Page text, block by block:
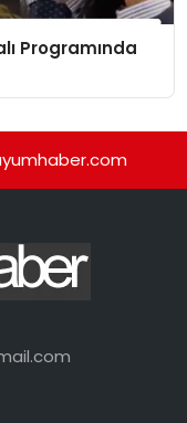
Programında